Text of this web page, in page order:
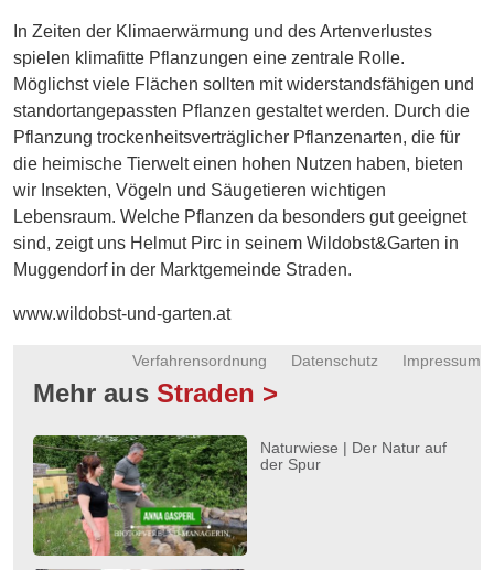
Schnöll
gfrogt
Zonen
Podcast
In Zeiten der Klimaerwärmung und des Artenverlustes
spielen klimafitte Pflanzungen eine zentrale Rolle.
Möglichst viele Flächen sollten mit widerstandsfähigen und
standortangepassten Pflanzen gestaltet werden. Durch die
Pflanzung trockenheitsverträglicher Pflanzenarten, die für
die heimische Tierwelt einen hohen Nutzen haben, bieten
wir Insekten, Vögeln und Säugetieren wichtigen
Lebensraum. Welche Pflanzen da besonders gut geeignet
sind, zeigt uns Helmut Pirc in seinem Wildobst&Garten in
Muggendorf in der Marktgemeinde Straden.
www.wildobst-und-garten.at
Impressum
Datenschutz
Verfahrensordnung
Mehr aus Straden >
Naturwiese | Der Natur auf
der Spur